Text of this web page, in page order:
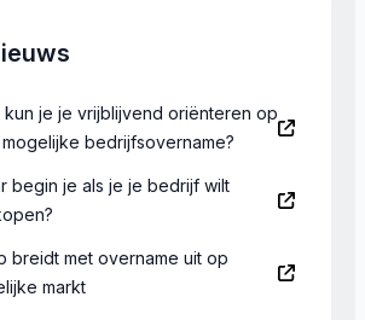
kun je je vrijblijvend oriënteren op
bedrijfsovername?
begin je als je je bedrijf wilt
breidt met overname uit op
markt